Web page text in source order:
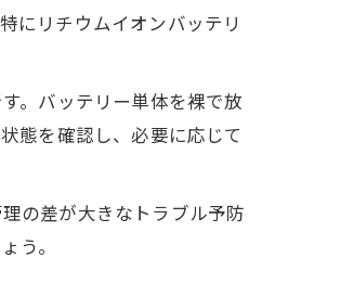
にリチウムイオンバッテリ
。バッテリー単体を裸で放
態を確認し、必要に応じて
の差が大きなトラブル予防
う。